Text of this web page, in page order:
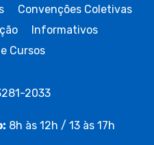
Convenções Coletivas
Informativos
Cursos
2033
8h às 12h / 13 às 17h